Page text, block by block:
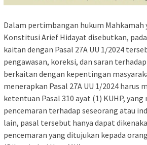
Dalam pertimbangan hukum Mahkamah
Konstitusi Arief Hidayat disebutkan,
kaitan dengan Pasal 27A UU 1/2024
pengawasan, koreksi, dan saran
berkaitan dengan kepentingan
menerapkan Pasal 27A UU 1/2024 harus
ketentuan Pasal 310 ayat (1) KUHP,
pencemaran terhadap seseorang atau
lain, pasal tersebut hanya dapat
pencemaran yang ditujukan kepada